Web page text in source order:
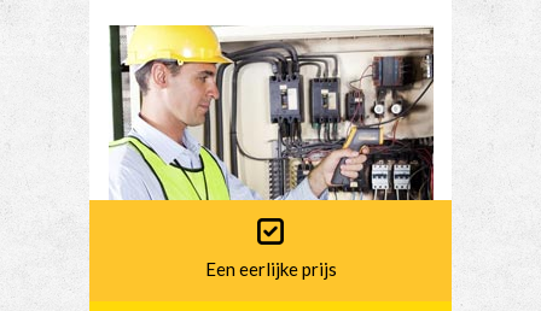
Een eerlijke prijs